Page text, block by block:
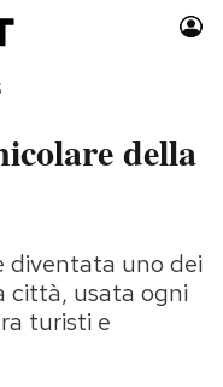
Idee
della
diventata uno dei
città, usata ogni
turisti e